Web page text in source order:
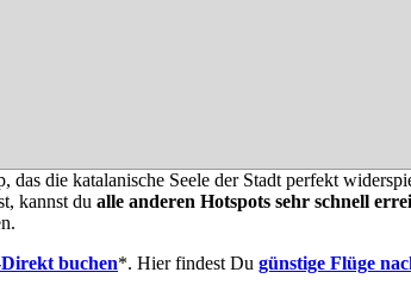
die katalanische Seele der Stadt perfekt
kannst du alle anderen Hotspots sehr schnell
buchen*. Hier findest Du günstige Flüge